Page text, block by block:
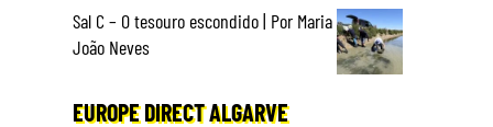
Sal C – O tesouro escondido | Por Maria
João Neves
EUROPE DIRECT ALGARVE